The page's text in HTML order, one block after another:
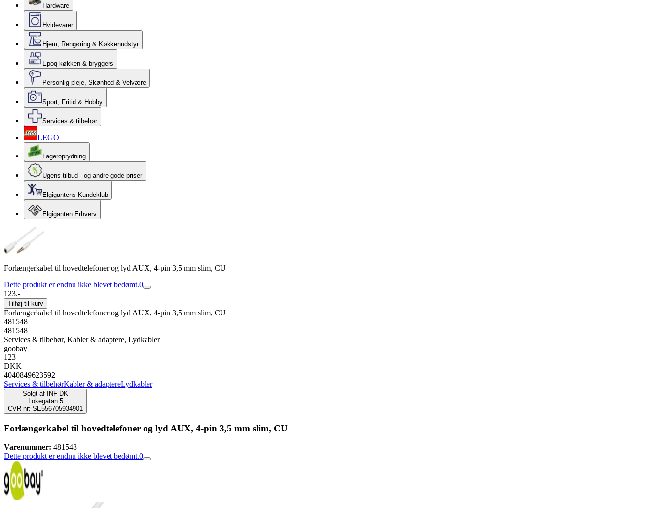
Hardware
Hvidevarer
Hjem, Rengøring & Køkkenudstyr
Epoq køkken & bryggers
Personlig pleje, Skønhed & Velvære
Sport, Fritid & Hobby
Services & tilbehør
LEGO
Lageroprydning
Ugens tilbud - og andre gode priser
Elgigantens Kundeklub
Elgiganten Erhverv
Forlængerkabel til hovedtelefoner og lyd AUX, 4-pin 3,5 mm slim, CU
Dette produkt er endnu ikke blevet bedømt.0
123.-
Tilføj til kurv
Forlængerkabel til hovedtelefoner og lyd AUX, 4-pin 3,5 mm slim, CU
481548
481548
Services & tilbehør, Kabler & adaptere, Lydkabler
goobay
123
DKK
4040849623592
Services & tilbehørKabler & adaptereLydkabler
Solgt af
INF DK
Lokegatan 5
CVR-nr: SE556705934901
Forlængerkabel til hovedtelefoner og lyd AUX, 4-pin 3,5 mm slim, CU
Varenummer: 481548
Dette produkt er endnu ikke blevet bedømt.0